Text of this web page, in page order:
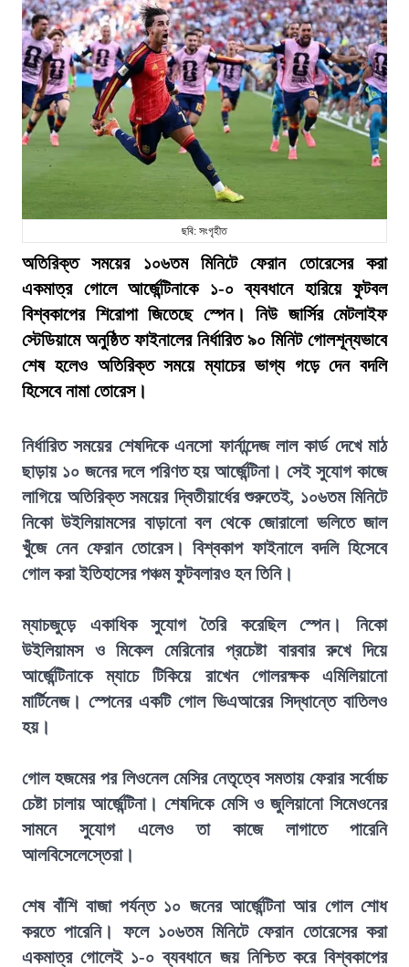
ছবি: সংগৃহীত
অতিরিক্ত সময়ের ১০৬তম মিনিটে ফেরান তোরেসের করা
একমাত্র গোলে আর্জেন্টিনাকে ১-০ ব্যবধানে হারিয়ে ফুটবল
বিশ্বকাপের শিরোপা জিতেছে স্পেন। নিউ জার্সির মেটলাইফ
স্টেডিয়ামে অনুষ্ঠিত ফাইনালের নির্ধারিত ৯০ মিনিট গোলশূন্যভাবে
শেষ হলেও অতিরিক্ত সময়ে ম্যাচের ভাগ্য গড়ে দেন বদলি
হিসেবে নামা তোরেস।
নির্ধারিত সময়ের শেষদিকে এনসো ফার্নান্দেজ লাল কার্ড দেখে মাঠ
ছাড়ায় ১০ জনের দলে পরিণত হয় আর্জেন্টিনা। সেই সুযোগ কাজে
লাগিয়ে অতিরিক্ত সময়ের দ্বিতীয়ার্ধের শুরুতেই, ১০৬তম মিনিটে
নিকো উইলিয়ামসের বাড়ানো বল থেকে জোরালো ভলিতে জাল
খুঁজে নেন ফেরান তোরেস। বিশ্বকাপ ফাইনালে বদলি হিসেবে
গোল করা ইতিহাসের পঞ্চম ফুটবলারও হন তিনি।
ম্যাচজুড়ে একাধিক সুযোগ তৈরি করেছিল স্পেন। নিকো
উইলিয়ামস ও মিকেল মেরিনোর প্রচেষ্টা বারবার রুখে দিয়ে
আর্জেন্টিনাকে ম্যাচে টিকিয়ে রাখেন গোলরক্ষক এমিলিয়ানো
মার্টিনেজ। স্পেনের একটি গোল ভিএআরের সিদ্ধান্তে বাতিলও
হয়।
গোল হজমের পর লিওনেল মেসির নেতৃত্বে সমতায় ফেরার সর্বোচ্চ
চেষ্টা চালায় আর্জেন্টিনা। শেষদিকে মেসি ও জুলিয়ানো সিমেওনের
সামনে সুযোগ এলেও তা কাজে লাগাতে পারেনি
আলবিসেলেস্তেরা।
শেষ বাঁশি বাজা পর্যন্ত ১০ জনের আর্জেন্টিনা আর গোল শোধ
করতে পারেনি। ফলে ১০৬তম মিনিটে ফেরান তোরেসের করা
একমাত্র গোলেই ১-০ ব্যবধানে জয় নিশ্চিত করে বিশ্বকাপের